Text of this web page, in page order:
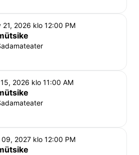
21, 2026 klo 12:00 PM
2026 klo 11:00 AM
09, 2027 klo 12:00 PM